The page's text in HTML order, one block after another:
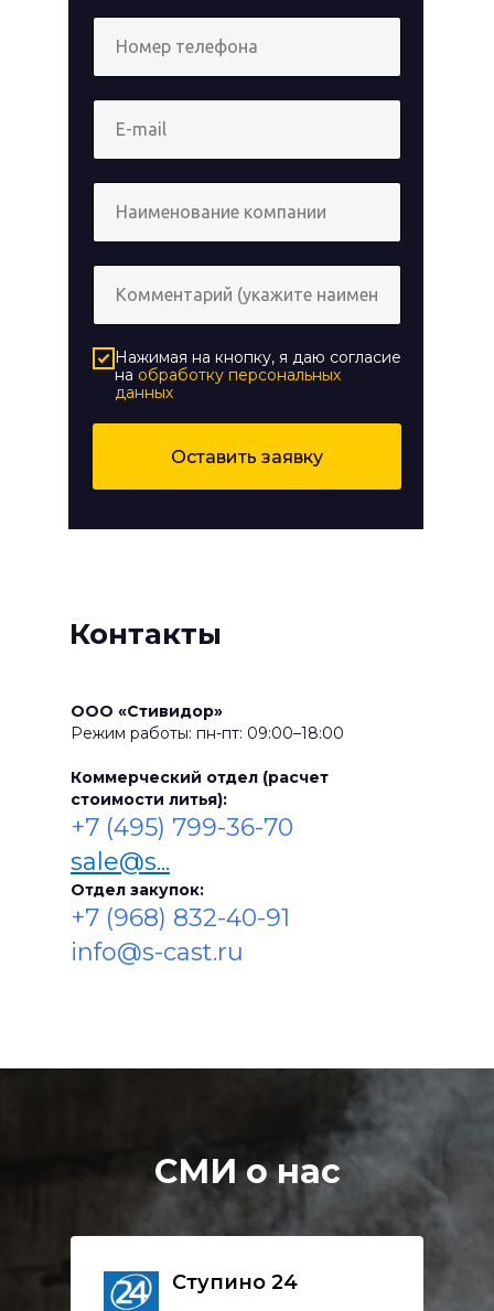
Нажимая на кнопку, я даю согласие
на обработку персональных
данных
Оставить заявку
Контакты
ООО «Стивидор»
Режим работы: пн-пт: 09:00–18:00
Коммерческий отдел (расчет
стоимости литья):
+7 (495) 799-36-70
sale@s...
Отдел закупок:
+7 (968) 832-40-91
info@s-cast.ru
СМИ о нас
Ступино 24